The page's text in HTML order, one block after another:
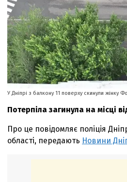
У Дніпрі з балкону 11 поверху скинули жінку
Потерпіла загинула на місці
Про це повідомляє поліція
області, передають Новини